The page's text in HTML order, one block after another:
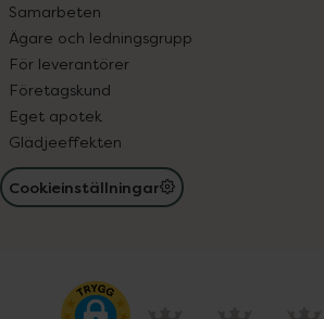
Samarbeten
Ägare och ledningsgrupp
För leverantörer
Företagskund
Eget apotek
Glädjeeffekten
Cookieinställningar